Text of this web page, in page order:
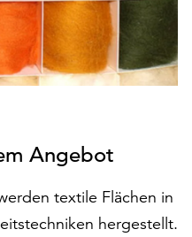
Angebot
textile Flächen in
hergestellt.